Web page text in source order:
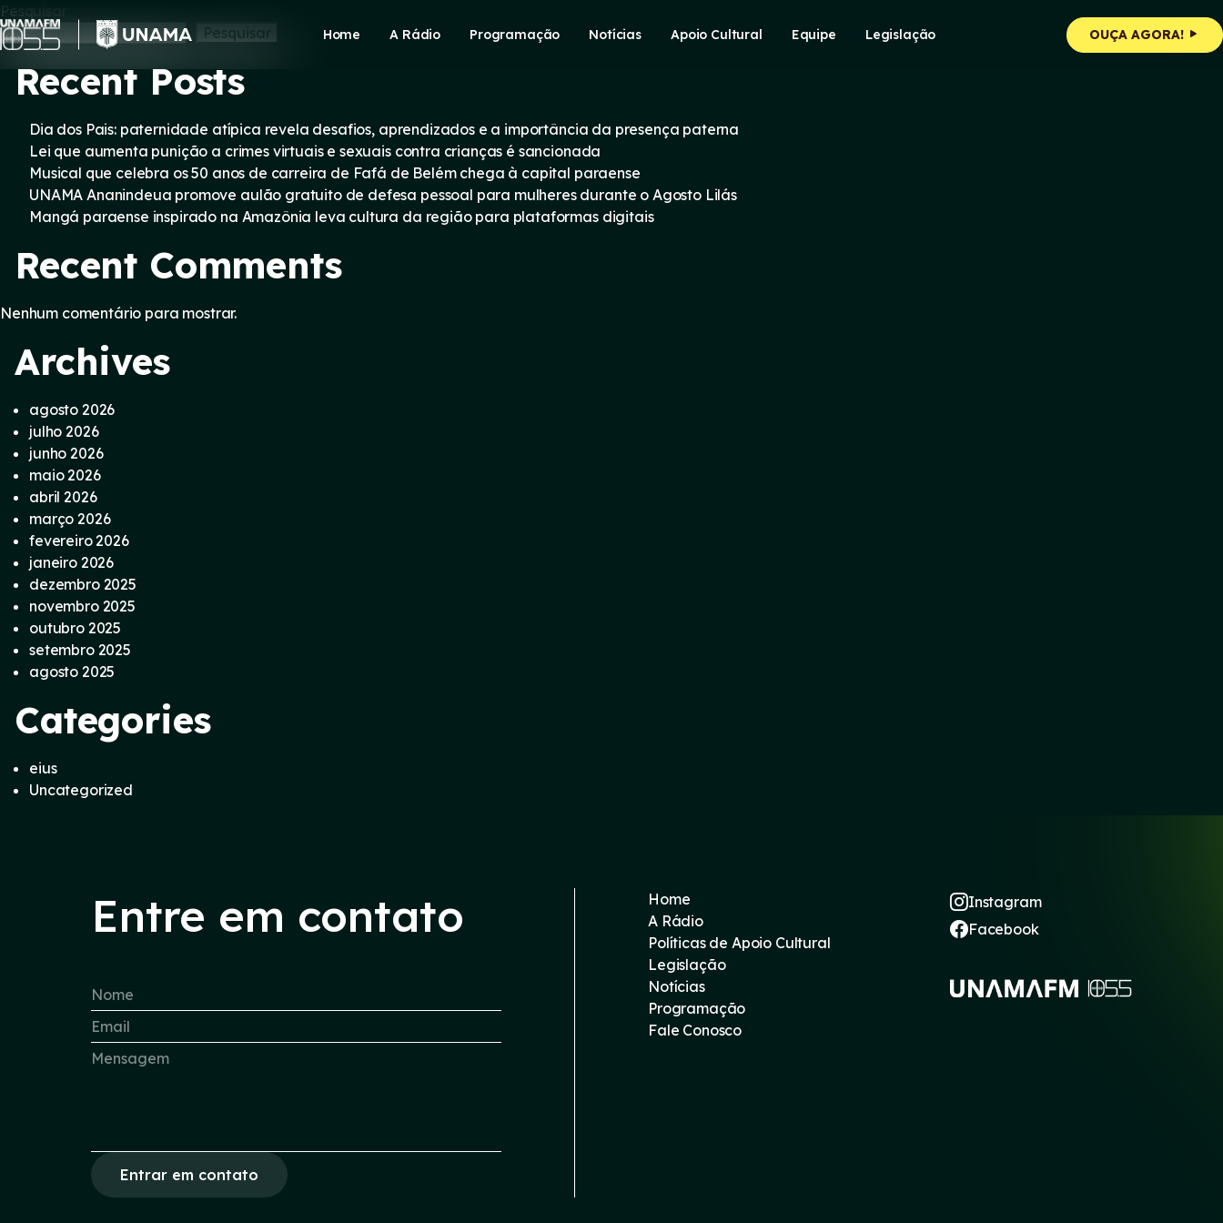
Skip
to
content
Home A Rádio Programação Notícias Apoio Cultural Equipe Legislação OUÇA AGORA!
Pesquisar
Pesquisar
Recent Posts
Dia dos Pais: paternidade atípica revela desafios, aprendizados e a importância da presença paterna
Lei que aumenta punição a crimes virtuais e sexuais contra crianças é sancionada
Musical que celebra os 50 anos de carreira de Fafá de Belém chega à capital paraense
UNAMA Ananindeua promove aulão gratuito de defesa pessoal para mulheres durante o Agosto Lilás
Mangá paraense inspirado na Amazônia leva cultura da região para plataformas digitais
Recent Comments
Nenhum comentário para mostrar.
Archives
agosto 2026
julho 2026
junho 2026
maio 2026
abril 2026
março 2026
fevereiro 2026
janeiro 2026
dezembro 2025
novembro 2025
outubro 2025
setembro 2025
agosto 2025
Categories
eius
Uncategorized
Entre em contato
Entrar em contato
Home
A Rádio
Políticas de Apoio Cultural
Legislação
Notícias
Programação
Fale Conosco
Instagram
Facebook